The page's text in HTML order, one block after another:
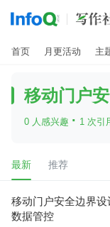
首页 月更活动 主
移动门户
0 人感兴趣 · 1 次引
最新 推荐
移动门户安全边界
数据管控